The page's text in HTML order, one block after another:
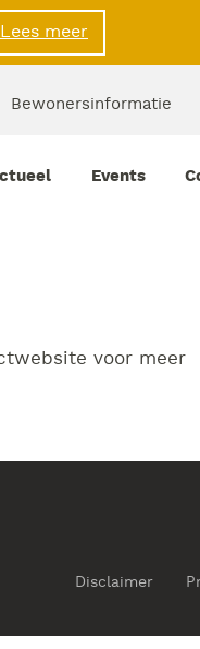
Lees meer
Bewonersinformatie
Events
voor meer
Disclaimer